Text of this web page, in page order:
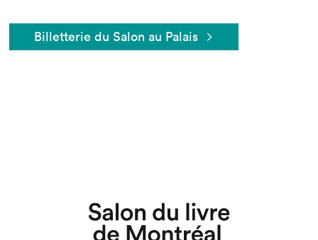
Billetterie du Salon au Palais